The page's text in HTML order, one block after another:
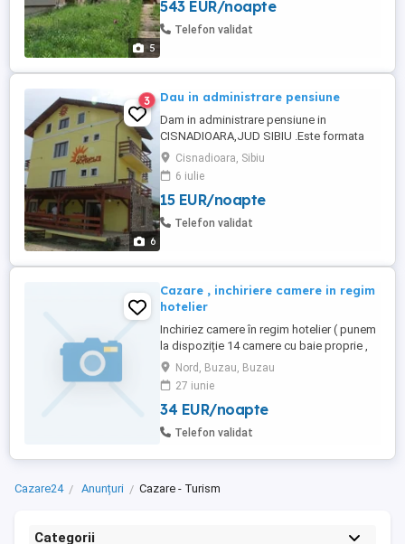
5
parcare auto. Posibilităti agrement: vizite
la Casa Memoriala V. Voiculescu,Focurile
543 EUR/noapte
Telefon validat
6
3 Dau in administrare pensiune
Dam in administrare pensiune in
CISNADIOARA,JUD SIBIU .Este formata
din demisol ,parter si doua etaje .ARE 12
camere fiecare cu grup sanitar,gradina de
1700 mp,parcare,filigorie si gratar in
gradina.Are un salon de50 locuri,minibar ,
grup sanitar si bucatarie cu toate dotarile
Cisnadioara, Sibiu
6 iulie
15 EUR/noapte
Telefon validat
Cazare , inchiriere camere in regim
hotelier
Inchiriez camere în regim hotelier ( punem
la dispoziție 14 camere cu baie proprie ,
tv, parcare, terasa, bucatarie, gratar)
locatia se afla in orasul Buzău[ oferim
factura]
Nord, Buzau, Buzau
27 iunie
34 EUR/noapte
Telefon validat
Cazare24 Anunțuri Cazare - Turism
Categorii